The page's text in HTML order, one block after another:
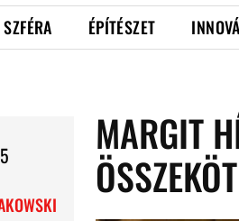
ÉPÍTÉSZET
MARGIT